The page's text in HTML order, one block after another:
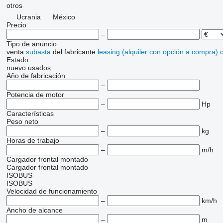
otros
Ucrania
México
Precio
–
Tipo de anuncio
venta subasta del fabricante leasing (alquiler con opción a compra)
Estado
nuevo usados
Año de fabricación
–
Potencia de motor
–
Hp
Características
Peso neto
–
kg
Horas de trabajo
–
m/h
Cargador frontal montado
Cargador frontal montado
ISOBUS
ISOBUS
Velocidad de funcionamiento
–
km/h
Ancho de alcance
–
m